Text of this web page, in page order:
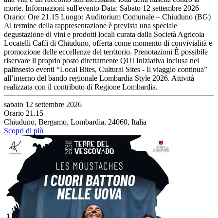
morte. Informazioni sull'evento Data: Sabato 12 settembre 2026
Orario: Ore 21.15 Luogo: Auditorium Comunale – Chiuduno (BG)
Al termine della rappresentazione è prevista una speciale
degustazione di vini e prodotti locali curata dalla Società Agricola
Locatelli Caffi di Chiuduno, offerta come momento di convivialità e
promozione delle eccellenze del territorio. Prenotazioni È possibile
riservare il proprio posto direttamente QUI Iniziativa inclusa nel
palinsesto eventi “Local Bites, Cultural Sites - Il viaggio continua”
all’interno del bando regionale Lombardia Style 2026. Attività
realizzata con il contributo di Regione Lombardia.
sabato 12 settembre 2026
Orario 21.15
Chiuduno, Bergamo, Lombardia, 24060, Italia
Scopri di più